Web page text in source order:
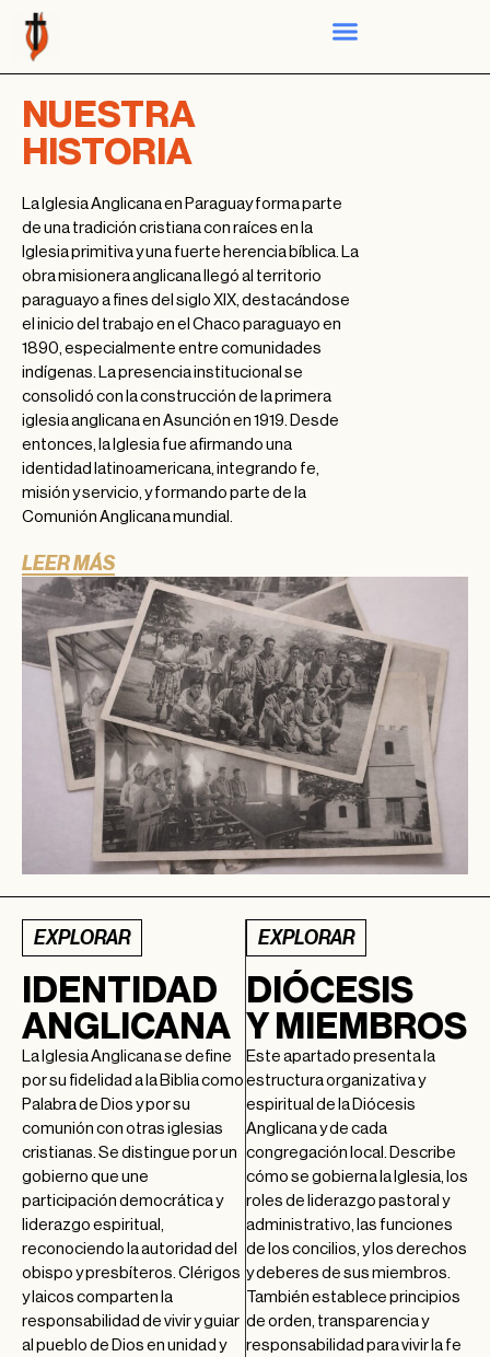
NUESTRA
HISTORIA
La Iglesia Anglicana en Paraguay forma parte
de una tradición cristiana con raíces en la
Iglesia primitiva y una fuerte herencia bíblica. La
obra misionera anglicana llegó al territorio
paraguayo a fines del siglo XIX, destacándose
el inicio del trabajo en el Chaco paraguayo en
1890, especialmente entre comunidades
indígenas. La presencia institucional se
consolidó con la construcción de la primera
iglesia anglicana en Asunción en 1919. Desde
entonces, la Iglesia fue afirmando una
identidad latinoamericana, integrando fe,
misión y servicio, y formando parte de la
Comunión Anglicana mundial.
LEER MÁS
EXPLORAR
IDENTIDAD
ANGLICANA
La Iglesia Anglicana se define
por su fidelidad a la Biblia como
Palabra de Dios y por su
comunión con otras iglesias
cristianas. Se distingue por un
gobierno que une
participación democrática y
liderazgo espiritual,
reconociendo la autoridad del
obispo y presbíteros. Clérigos
y laicos comparten la
responsabilidad de vivir y guiar
al pueblo de Dios en unidad y
EXPLORAR
DIÓCESIS
Y MIEMBROS
Este apartado presenta la
estructura organizativa y
espiritual de la Diócesis
Anglicana y de cada
congregación local. Describe
cómo se gobierna la Iglesia, los
roles de liderazgo pastoral y
administrativo, las funciones
de los concilios, y los derechos
y deberes de sus miembros.
También establece principios
de orden, transparencia y
responsabilidad para vivir la fe